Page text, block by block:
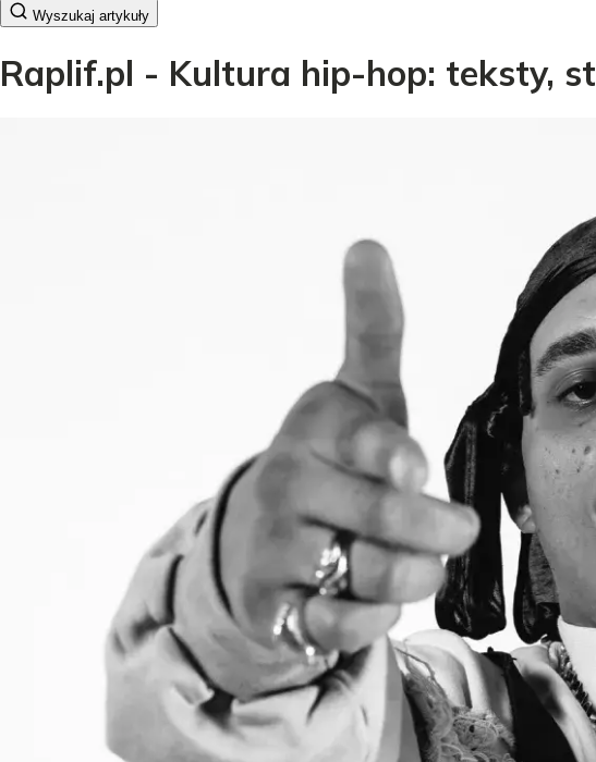
Wyszukaj artykuły
Raplif.pl - Kultura hip-hop: teksty,